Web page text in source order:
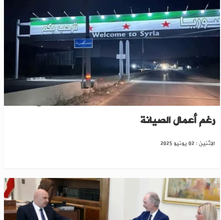
تسهيلًا لحركة العيد.. فتح معبر العريضة مع لبنان
رغم أعمال الصيانة
الاثنين : 02 يونيو 2025